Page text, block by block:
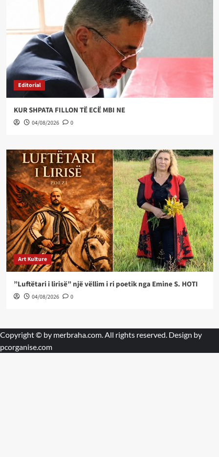
Editorial
KUR SHPATA FILLON TË ECË MBI NE
04/08/2026 0
Art Kulture
”Luftëtari i lirisë” një vëllim i ri poetik nga Emine S. HOTI
04/08/2026 0
Copyright © by merbraha.com. All rights reserved. Design by
pcorganise.com